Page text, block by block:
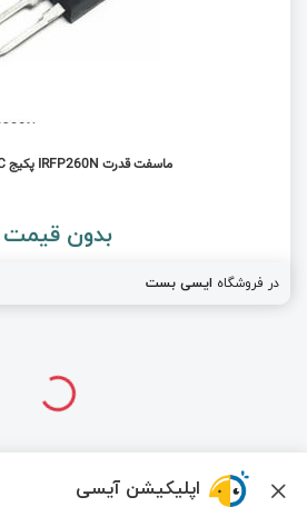
ماسفت قدرت IRFP260N پکیج TO-247AC
بدون قیمت
در فروشگاه ایسی بست
درباره ما تماس با ما
اپلیکیشن آیسی